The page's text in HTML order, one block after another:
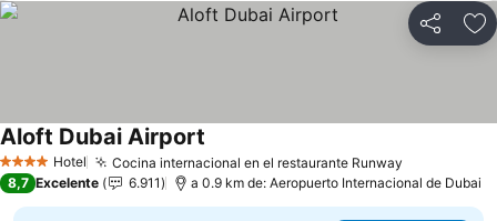
Compartir
4 EstrellasHotel Cocina internacional en el restaurante Runway
Aloft Dubai Airport
8,7 Excelente 6.911 a 0.9 km de: Aeropuerto Internacional de Dubai